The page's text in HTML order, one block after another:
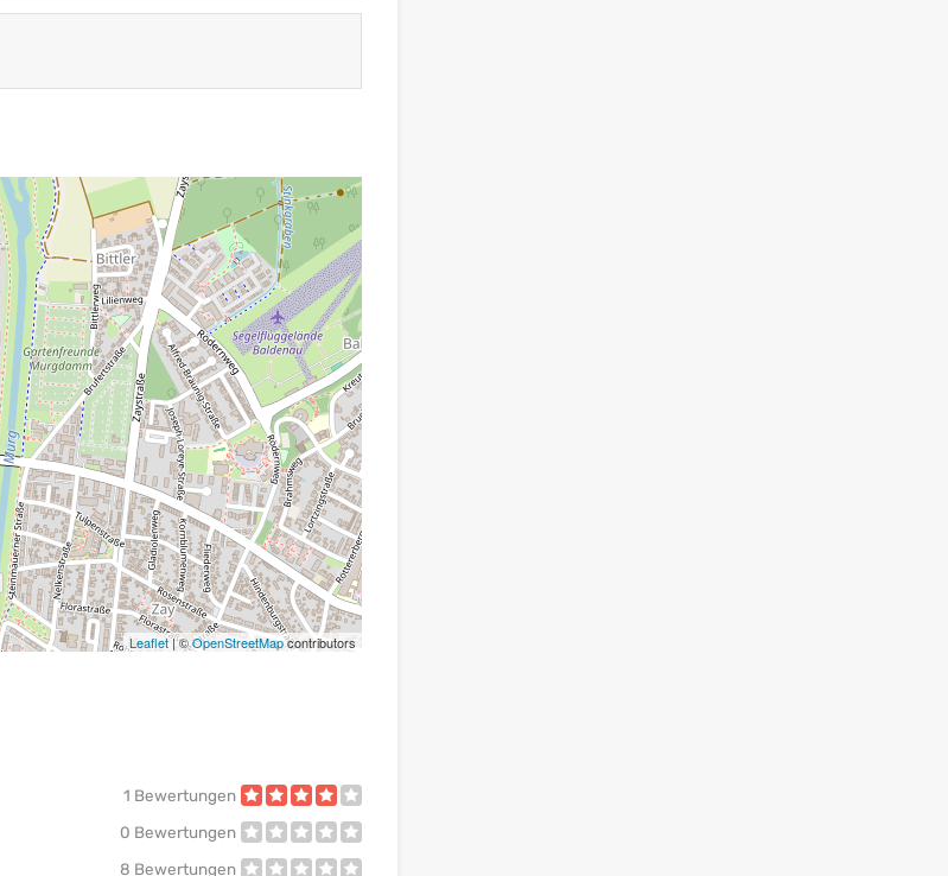
Leaflet| ©OpenStreetMapcontributors
1 Bewertungen
0 Bewertungen
8 Bewertungen